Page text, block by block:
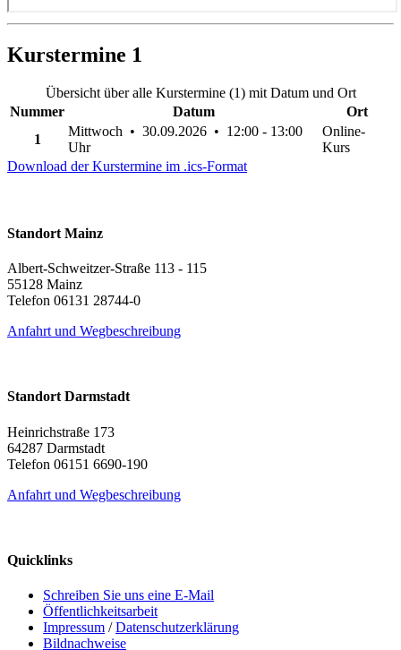
Kurstermine 1
Übersicht über alle Kurstermine (1) mit Datum und Ort
Nummer
Datum
Ort
1
Mittwoch • 30.09.2026 • 12:00 - 13:00
Uhr
Online-
Kurs
Download der Kurstermine im .ics-Format
Standort Mainz
Albert-Schweitzer-Straße 113 - 115
55128 Mainz
Telefon 06131 28744-0
Anfahrt und Wegbeschreibung
Standort Darmstadt
Heinrichstraße 173
64287 Darmstadt
Telefon 06151 6690-190
Anfahrt und Wegbeschreibung
Quicklinks
Schreiben Sie uns eine E-Mail
Öffentlichkeitsarbeit
Impressum /Datenschutzerklärung
Bildnachweise